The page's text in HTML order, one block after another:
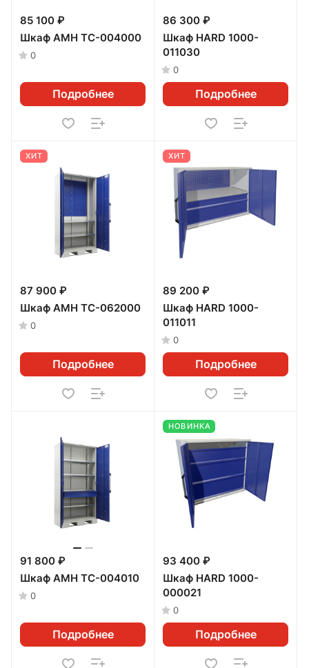
85 100 ₽
Шкаф AMH TC-004000
0
Подробнее
86 300 ₽
Шкаф HARD 1000-
011030
0
Подробнее
ХИТ
87 900 ₽
Шкаф AMH TC-062000
0
Подробнее
ХИТ
89 200 ₽
Шкаф HARD 1000-
011011
0
Подробнее
91 800 ₽
Шкаф AMH TC-004010
0
Подробнее
НОВИНКА
93 400 ₽
Шкаф HARD 1000-
000021
0
Подробнее